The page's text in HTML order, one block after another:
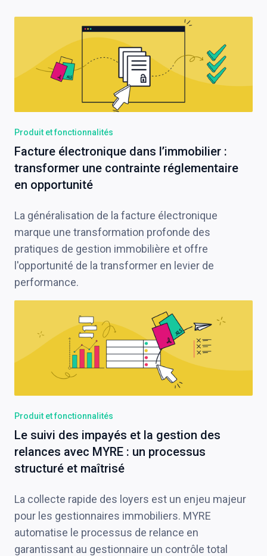
Produit et fonctionnalités
Facture électronique dans l’immobilier :
transformer une contrainte réglementaire
en opportunité
La généralisation de la facture électronique
marque une transformation profonde des
pratiques de gestion immobilière et offre
l'opportunité de la transformer en levier de
performance.
Produit et fonctionnalités
Le suivi des impayés et la gestion des
relances avec MYRE : un processus
structuré et maîtrisé
La collecte rapide des loyers est un enjeu majeur
pour les gestionnaires immobiliers. MYRE
automatise le processus de relance en
garantissant au gestionnaire un contrôle total